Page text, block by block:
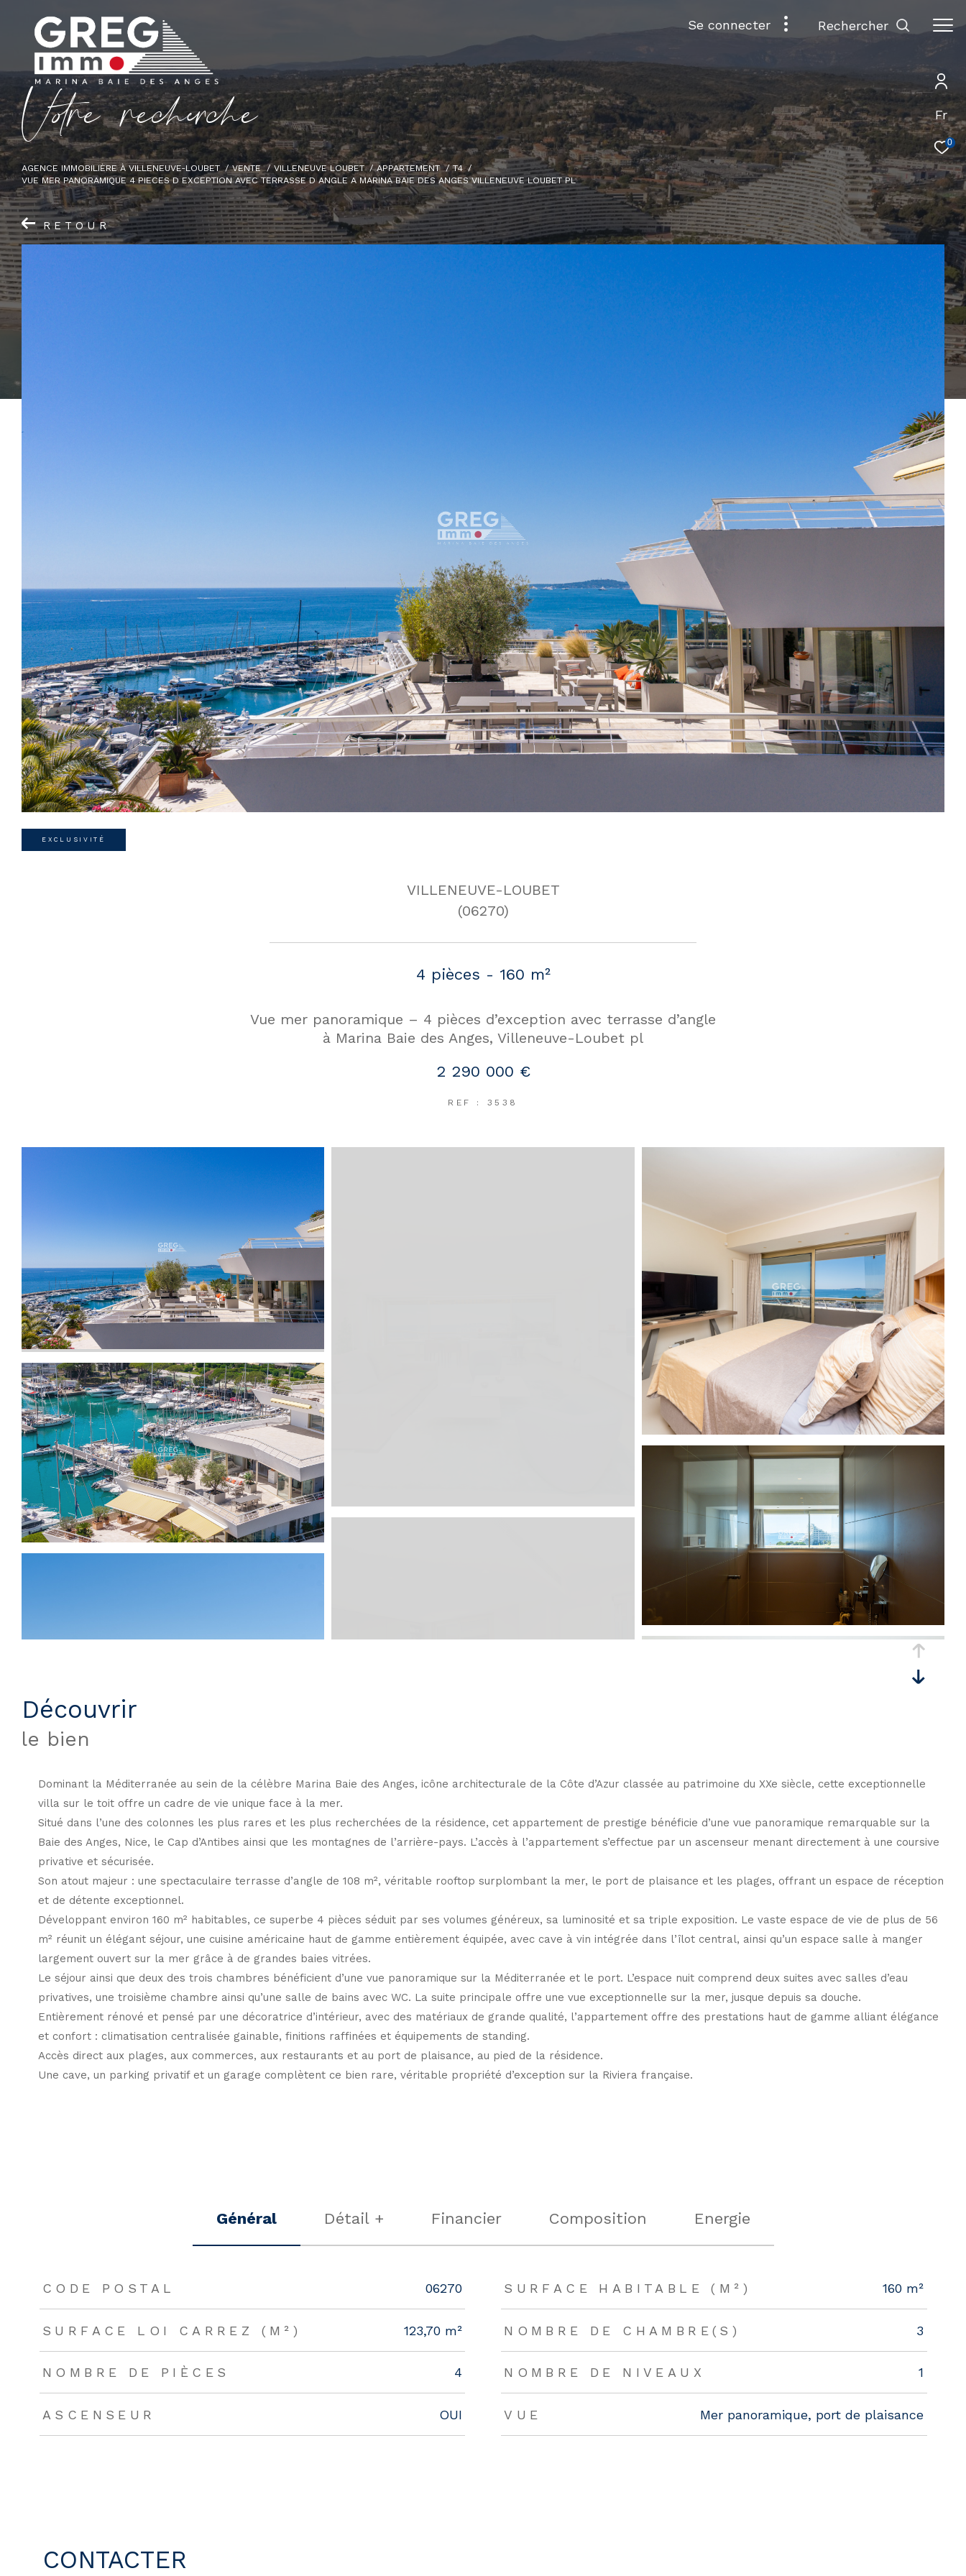
Fr
0
se connecter rechercher
Vore recece
AGENCE IMMOBILIÈRE À VILLENEUVE-LOUBET VENTE VILLENEUVE LOUBET APPARTEMENT
T4
VUE MER PANORAMIQUE 4 PIECES D EXCEPTION AVEC TERRASSE D ANGLE A MARINA BAIE DES ANGES VILLENEUVE LOUBET PL
RETOUR
EXCLUSIVITÉ
VILLENEUVE-LOUBET
(06270)
4 pièces - 160 m²
Vue mer panoramique – 4 pièces d’exception avec terrasse d’angle
à Marina Baie des Anges, Villeneuve-Loubet pl
2 290 000 €
REF : 3538
découvrir
le bien
Dominant la Méditerranée au sein de la célèbre Marina Baie des Anges, icône architecturale de la Côte d’Azur classée au patrimoine du XXe siècle, cette exceptionnelle
villa sur le toit offre un cadre de vie unique face à la mer.
Situé dans l’une des colonnes les plus rares et les plus recherchées de la résidence, cet appartement de prestige bénéficie d’une vue panoramique remarquable sur la
Baie des Anges, Nice, le Cap d’Antibes ainsi que les montagnes de l’arrière-pays. L’accès à l’appartement s’effectue par un ascenseur menant directement à une coursive
privative et sécurisée.
Son atout majeur : une spectaculaire terrasse d’angle de 108 m², véritable rooftop surplombant la mer, le port de plaisance et les plages, offrant un espace de réception
et de détente exceptionnel.
Développant environ 160 m² habitables, ce superbe 4 pièces séduit par ses volumes généreux, sa luminosité et sa triple exposition. Le vaste espace de vie de plus de 56
m² réunit un élégant séjour, une cuisine américaine haut de gamme entièrement équipée, avec cave à vin intégrée dans l’îlot central, ainsi qu’un espace salle à manger
largement ouvert sur la mer grâce à de grandes baies vitrées.
Le séjour ainsi que deux des trois chambres bénéficient d’une vue panoramique sur la Méditerranée et le port. L’espace nuit comprend deux suites avec salles d’eau
privatives, une troisième chambre ainsi qu’une salle de bains avec WC. La suite principale offre une vue exceptionnelle sur la mer, jusque depuis sa douche.
Entièrement rénové et pensé par une décoratrice d’intérieur, avec des matériaux de grande qualité, l’appartement offre des prestations haut de gamme alliant élégance
et confort : climatisation centralisée gainable, finitions raffinées et équipements de standing.
Accès direct aux plages, aux commerces, aux restaurants et au port de plaisance, au pied de la résidence.
Une cave, un parking privatif et un garage complètent ce bien rare, véritable propriété d’exception sur la Riviera française.
Général Détail + Financier Composition Energie
TRAD_ZEPHYR_Caracteristique
CODE POSTAL 06270 SURFACE HABITABLE (M²) 160 m²
SURFACE LOI CARREZ (M²) 123,70 m² NOMBRE DE CHAMBRE(S) 3
NOMBRE DE PIÈCES 4 NOMBRE DE NIVEAUX 1
ASCENSEUR OUI VUE Mer panoramique, port de plaisance
CONTACTER